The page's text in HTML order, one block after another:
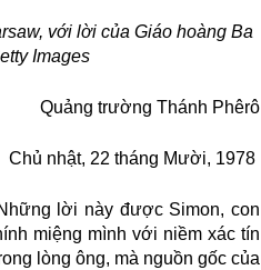
với lời của Giáo hoàng Ba
Images
Quảng trường Thánh Phêrô
Chủ nhật, 22 tháng Mười, 1978
lời này được Simon, con
miệng mình với niềm xác tín
lòng ông, mà nguồn gốc của